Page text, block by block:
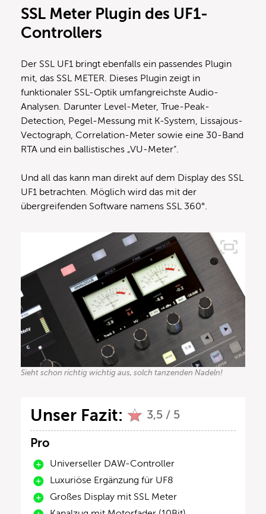
SSL Meter Plugin des UF1-
Controllers
Der SSL UF1 bringt ebenfalls ein passendes Plugin
mit, das SSL METER. Dieses Plugin zeigt in
funktionaler SSL-Optik umfangreichste Audio-
Analysen. Darunter Level-Meter, True-Peak-
Detection, Pegel-Messung mit K-System, Lissajous-
Vectograph, Correlation-Meter sowie eine 30-Band
RTA und ein ballistisches „VU-Meter“.
Und all das kann man direkt auf dem Display des SSL
UF1 betrachten. Möglich wird das mit der
übergreifenden Software namens SSL 360°.
Sieht schon richtig wichtig aus, solch tanzenden Nadeln!
Unser Fazit: 3,5 / 5
Pro
Universeller DAW-Controller
Luxuriöse Ergänzung für UF8
Großes Display mit SSL Meter